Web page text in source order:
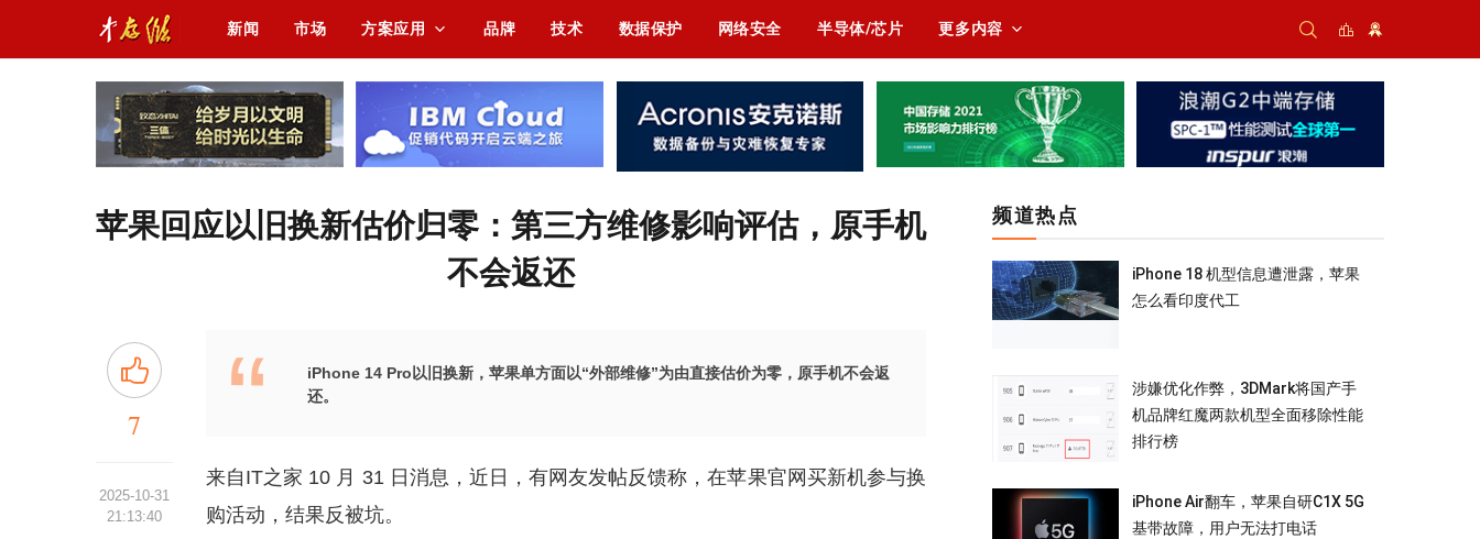
新闻 市场 方案应用 品牌 技术 数据保护 网络安全 半导体/芯片 更多内容
苹果回应以旧换新估价归零：第三方维修影响评估，原手机
不会返还
7
2025-10-31
21:13:40
iPhone 14 Pro以旧换新，苹果单方面以“外部维修”为由直接估价为零，原手机不会返
还。
来自IT之家 10 月 31 日消息，近日，有网友发帖反馈称，在苹果官网买新机参与换
购活动，结果反被坑。
频道热点
iPhone 18 机型信息遭泄露，苹果
怎么看印度代工
涉嫌优化作弊，3DMark将国产手
机品牌红魔两款机型全面移除性能
排行榜
iPhone Air翻车，苹果自研C1X 5G
基带故障，用户无法打电话